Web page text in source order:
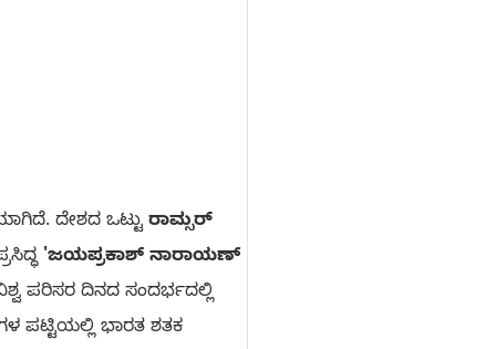
ದೇಶದ ಒಟ್ಟು ರಾಮ್ಸರ್
'ಜಯಪ್ರಕಾಶ್ ನಾರಾಯಣ್
ಪರಿಸರ ದಿನದ ಸಂದರ್ಭದಲ್ಲಿ
ಪಟ್ಟಿಯಲ್ಲಿ ಭಾರತ ಶತಕ